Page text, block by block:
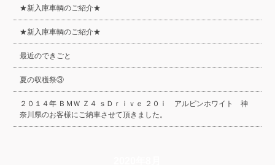
★新入庫車輌のご紹介★
★新入庫車輌のご紹介★
最近のできごと
夏の収穫祭③
２０１４年 ＢＭＷ Ｚ４ ｓＤｒｉｖｅ ２０ｉ アルピンホワイト 神
奈川県のお客様にご納車させて頂きました。